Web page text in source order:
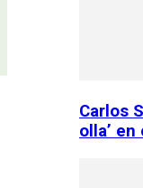
Carlos
olla’